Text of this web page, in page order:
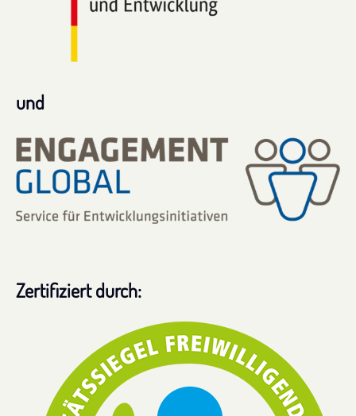
und
Zertifiziert durch: